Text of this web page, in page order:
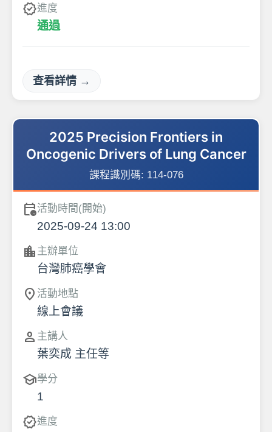
verified進度
通過
查看詳情 →
2025 Precision Frontiers in
Oncogenic Drivers of Lung Cancer
課程識別碼: 114-076
calendar_clock活動時間(開始)
2025-09-24 13:00
location_city 主辦單位
台灣肺癌學會
location_on 活動地點
線上會議
person 主講人
葉奕成 主任等
school學分
1
verified進度